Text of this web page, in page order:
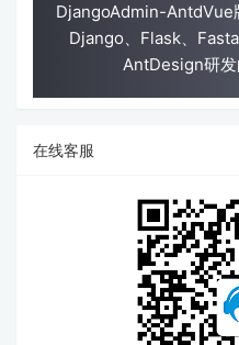
DjangoAdmin-AntdVue
Django、Flask、
AntDesign研
在线客服